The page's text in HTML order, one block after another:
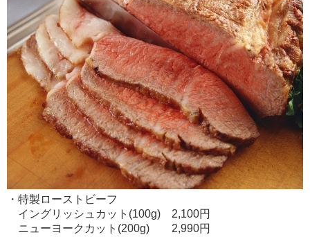
・特製ローストビーフ
イングリッシュカット(100g) 2,100円
ニューヨークカット(200g) 2,990円